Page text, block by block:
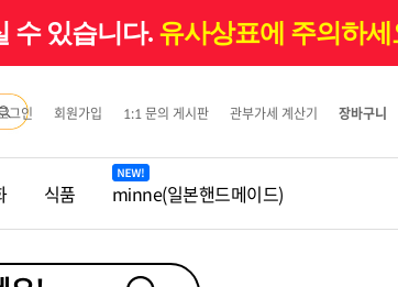
수 있습니다. 유사상표에 주의하세
식품 minne(일본핸드메이드)
그인 회원가입 1:1 문의 게시판 관부가세 계산기 장바구니